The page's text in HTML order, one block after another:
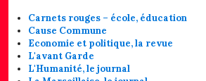
Carnets rouges – école, éducation
Cause Commune
Economie et politique, la revue
L'avant Garde
L'Humanité, le journal